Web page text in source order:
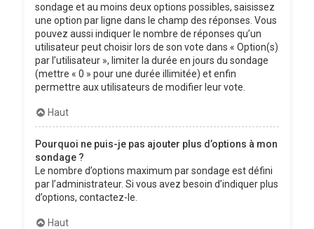
sondage et au moins deux options possibles, saisissez
une option par ligne dans le champ des réponses. Vous
pouvez aussi indiquer le nombre de réponses qu’un
utilisateur peut choisir lors de son vote dans « Option(s)
par l’utilisateur », limiter la durée en jours du sondage
(mettre « 0 » pour une durée illimitée) et enfin
permettre aux utilisateurs de modifier leur vote.
Haut
Pourquoi ne puis-je pas ajouter plus d’options à mon
sondage ?
Le nombre d’options maximum par sondage est défini
par l’administrateur. Si vous avez besoin d’indiquer plus
d’options, contactez-le.
Haut